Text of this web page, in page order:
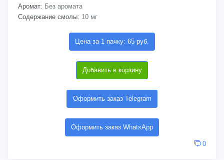
Аромат: Без аромата
Содержание смолы: 10 мг
Цена за 1 пачку: 65 руб.
Добавить в корзину
Оформить заказ Telegram
Оформить заказ WhatsApp
0